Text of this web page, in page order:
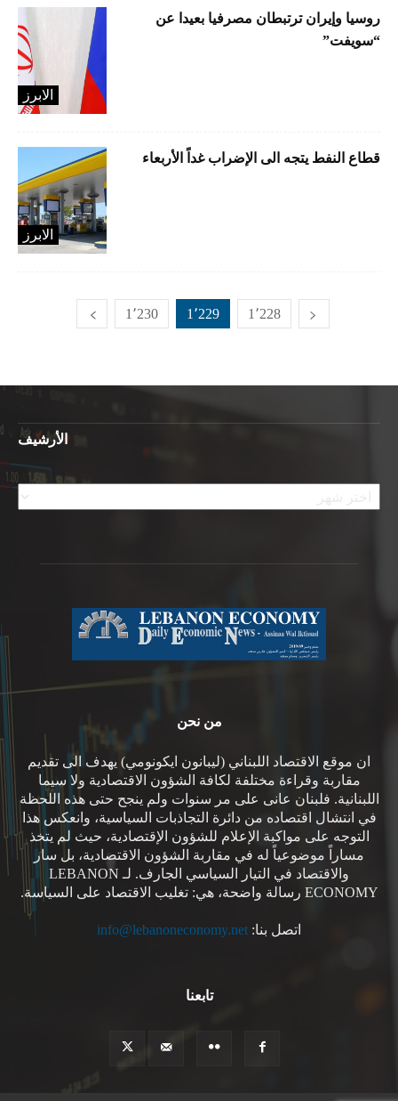
الابرز
روسيا وإيران ترتبطان مصرفيا بعيدا عن
“سويفت”
الابرز
قطاع النفط يتجه الى الإضراب غداً الأربعاء
1٬228 1٬229 1٬230
الأرشيف
الأرشيف
من نحن
ان موقع الاقتصاد اللبناني (ليبانون ايكونومي) يهدف الى تقديم
مقاربة وقراءة مختلفة لكافة الشؤون الاقتصادية ولا سيما
اللبنانية. فلبنان عانى على مر سنوات ولم ينجح حتى هذه اللحظة
في انتشال اقتصاده من دائرة التجاذبات السياسية، وانعكس هذا
التوجه على مواكبة الإعلام للشؤون الإقتصادية، حيث لم يتخذ
مساراً موضوعياً له في مقاربة الشؤون الاقتصادية، بل سار
والاقتصاد في التيار السياسي الجارف. لـ LEBANON
ECONOMY رسالة واضحة، هي: تغليب الاقتصاد على السياسة.
اتصل بنا: info@lebanoneconomy.net
تابعنا